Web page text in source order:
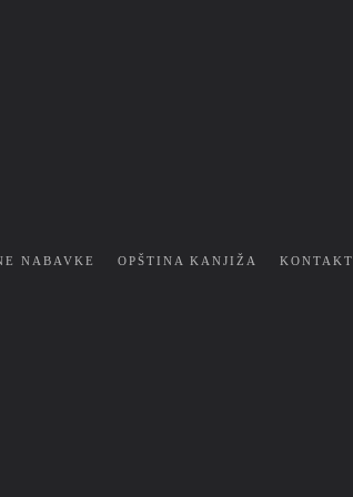
NABAVKE OPŠTINA KANJIŽA KONTAKT